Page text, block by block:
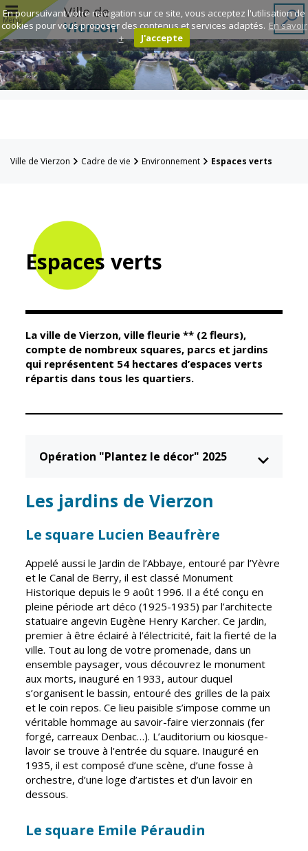
Menu
Ville de
Vierzon
Annuaire des
associations
Mairie
Élus
Conseil
Municipal
Services de la
Marchés
publics
Titres
d'identité
État civil
Élections
Jumelages
Publication des
actes
administratifs
Journal
municipal
Actualités
Agenda
Fil de l'info
Guichet unique
Petite enfance
enfance
Scolarité
scolaires
et après classe
Réussite
éducative et
inclusion
Inscriptions
scolaires 2026-
2027
Enfance
jeunesse
Centres de
loisirs
Espace jeunes
Point
information
Restauration
Ville de Vierzon Cadre de vie Environnement Espaces verts
Espaces verts
La ville de Vierzon, ville fleurie ** (2 fleurs),
compte de nombreux squares, parcs et jardins
qui représentent 54 hectares d’espaces verts
répartis dans tous les quartiers.
Opération "Plantez le décor" 2025
Les jardins de Vierzon
Le square Lucien Beaufrère
Appelé aussi le Jardin de l’Abbaye, entouré par l’Yèvre
et le Canal de Berry, il est classé Monument
Historique depuis le 9 août 1996. Il a été conçu en
pleine période art déco (1925-1935) par l’architecte
statuaire angevin Eugène Henry Karcher. Ce jardin,
premier à être éclairé à l’électricité, fait la fierté de la
ville. Tout au long de votre promenade, dans un
ensemble paysager, vous découvrez le monument
aux morts, inauguré en 1933, autour duquel
s’organisent le bassin, entouré des grilles de la paix
et le coin repos. Ce lieu paisible s’impose comme un
véritable hommage au savoir-faire vierzonnais (fer
forgé, carreaux Denbac…). L’auditorium ou kiosque-
lavoir se trouve à l'entrée du square. Inauguré en
1935, il est composé d’une scène, d’une fosse à
orchestre, d’une loge d’artistes et d’un lavoir en
dessous.
Le square Emile Péraudin
En poursuivant votre navigation sur ce site, vous acceptez l'utilisation de
cookies pour vous proposer des contenus et services adaptés. En savoir
+
J'accepte